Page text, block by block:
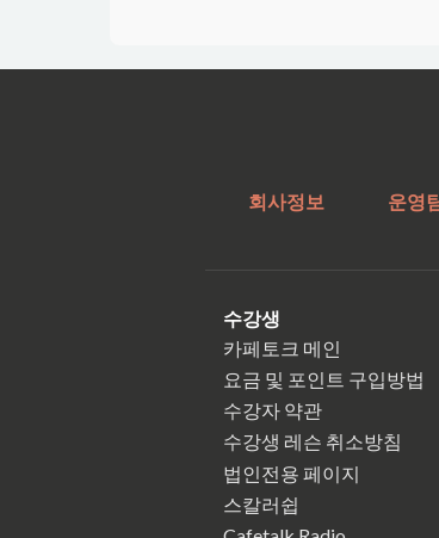
회사정보 운영
수강생
카페토크 메인
요금 및 포인트 구입방법
수강자 약관
수강생 레슨 취소방침
법인전용 페이지
스칼러쉽